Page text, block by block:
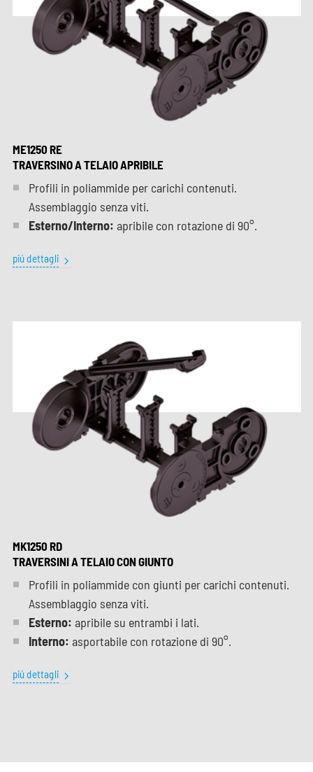
ME1250 RE
TRAVERSINO A TELAIO APRIBILE
Profili in poliammide per carichi contenuti.
Assemblaggio senza viti.
Esterno/Interno: apribile con rotazione di 90°.
piú dettagli
MK1250 RD
TRAVERSINI A TELAIO CON GIUNTO
Profili in poliammide con giunti per carichi contenuti.
Assemblaggio senza viti.
Esterno: apribile su entrambi i lati.
Interno: asportabile con rotazione di 90°.
piú dettagli